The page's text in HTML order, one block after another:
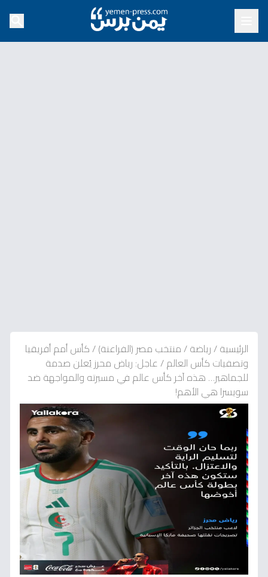
الرئيسية/رياضة/منتخب مصر (الفراعنة)/كأس أمم أفريقيا
وتصفيات كأس العالم/عاجل: رياض محرز يُعلن صدمة
للجماهير… هذه آخر كأس عالم في مسيرته والمواجهة ضد
سويسرا هي الأهم!